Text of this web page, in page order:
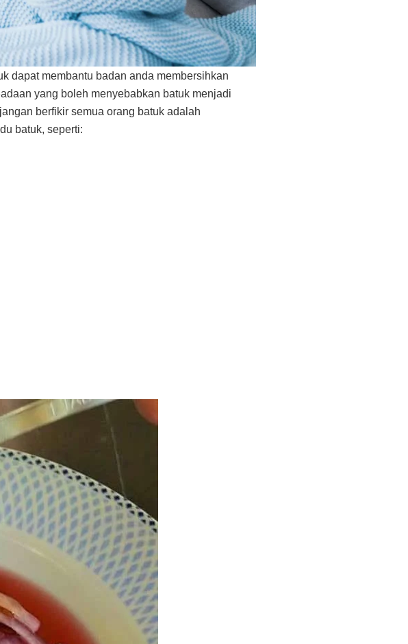
dapat membantu badan anda membersihkan
yang boleh menyebabkan batuk menjadi
berfikir semua orang batuk adalah
batuk, seperti: